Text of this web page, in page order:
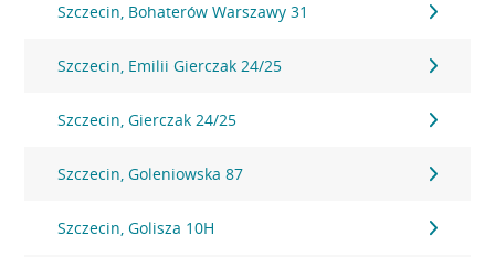
Szczecin, Bohaterów Warszawy 31
Szczecin, Emilii Gierczak 24/25
Szczecin, Gierczak 24/25
Szczecin, Goleniowska 87
Szczecin, Golisza 10H